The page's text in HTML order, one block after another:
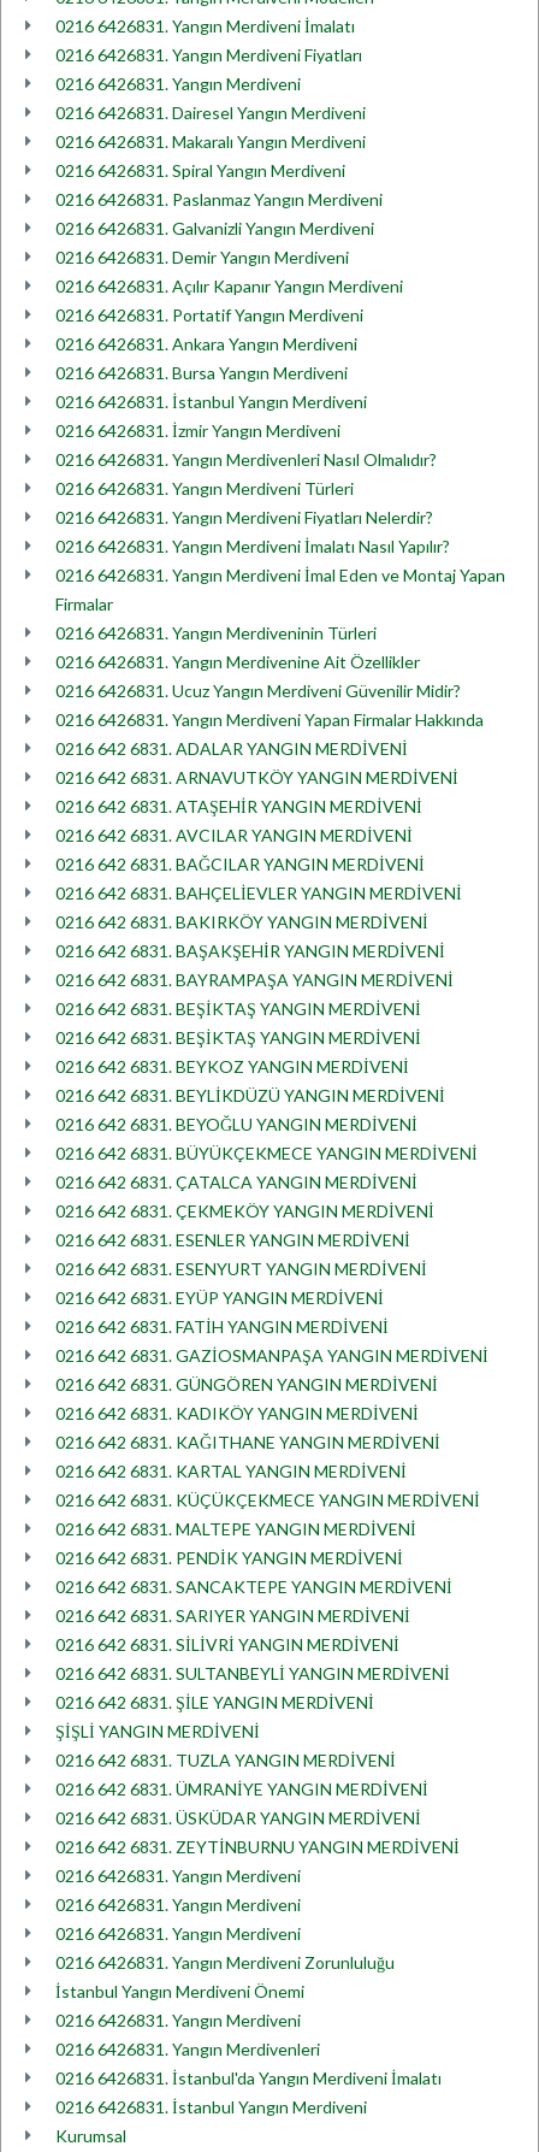
0216 6426831. Yangın Merdiveni İmalatı
0216 6426831. Yangın Merdiveni Fiyatları
0216 6426831. Yangın Merdiveni
0216 6426831. Dairesel Yangın Merdiveni
0216 6426831. Makaralı Yangın Merdiveni
0216 6426831. Spiral Yangın Merdiveni
0216 6426831. Paslanmaz Yangın Merdiveni
0216 6426831. Galvanizli Yangın Merdiveni
0216 6426831. Demir Yangın Merdiveni
0216 6426831. Açılır Kapanır Yangın Merdiveni
0216 6426831. Portatif Yangın Merdiveni
0216 6426831. Ankara Yangın Merdiveni
0216 6426831. Bursa Yangın Merdiveni
0216 6426831. İstanbul Yangın Merdiveni
0216 6426831. İzmir Yangın Merdiveni
0216 6426831. Yangın Merdivenleri Nasıl Olmalıdır?
0216 6426831. Yangın Merdiveni Türleri
0216 6426831. Yangın Merdiveni Fiyatları Nelerdir?
0216 6426831. Yangın Merdiveni İmalatı Nasıl Yapılır?
0216 6426831. Yangın Merdiveni İmal Eden ve Montaj Yapan
Firmalar
0216 6426831. Yangın Merdiveninin Türleri
0216 6426831. Yangın Merdivenine Ait Özellikler
0216 6426831. Ucuz Yangın Merdiveni Güvenilir Midir?
0216 6426831. Yangın Merdiveni Yapan Firmalar Hakkında
0216 642 6831. ADALAR YANGIN MERDİVENİ
0216 642 6831. ARNAVUTKÖY YANGIN MERDİVENİ
0216 642 6831. ATAŞEHİR YANGIN MERDİVENİ
0216 642 6831. AVCILAR YANGIN MERDİVENİ
0216 642 6831. BAĞCILAR YANGIN MERDİVENİ
0216 642 6831. BAHÇELİEVLER YANGIN MERDİVENİ
0216 642 6831. BAKIRKÖY YANGIN MERDİVENİ
0216 642 6831. BAŞAKŞEHİR YANGIN MERDİVENİ
0216 642 6831. BAYRAMPAŞA YANGIN MERDİVENİ
0216 642 6831. BEŞİKTAŞ YANGIN MERDİVENİ
0216 642 6831. BEŞİKTAŞ YANGIN MERDİVENİ
0216 642 6831. BEYKOZ YANGIN MERDİVENİ
0216 642 6831. BEYLİKDÜZÜ YANGIN MERDİVENİ
0216 642 6831. BEYOĞLU YANGIN MERDİVENİ
0216 642 6831. BÜYÜKÇEKMECE YANGIN MERDİVENİ
0216 642 6831. ÇATALCA YANGIN MERDİVENİ
0216 642 6831. ÇEKMEKÖY YANGIN MERDİVENİ
0216 642 6831. ESENLER YANGIN MERDİVENİ
0216 642 6831. ESENYURT YANGIN MERDİVENİ
0216 642 6831. EYÜP YANGIN MERDİVENİ
0216 642 6831. FATİH YANGIN MERDİVENİ
0216 642 6831. GAZİOSMANPAŞA YANGIN MERDİVENİ
0216 642 6831. GÜNGÖREN YANGIN MERDİVENİ
0216 642 6831. KADIKÖY YANGIN MERDİVENİ
0216 642 6831. KAĞITHANE YANGIN MERDİVENİ
0216 642 6831. KARTAL YANGIN MERDİVENİ
0216 642 6831. KÜÇÜKÇEKMECE YANGIN MERDİVENİ
0216 642 6831. MALTEPE YANGIN MERDİVENİ
0216 642 6831. PENDİK YANGIN MERDİVENİ
0216 642 6831. SANCAKTEPE YANGIN MERDİVENİ
0216 642 6831. SARIYER YANGIN MERDİVENİ
0216 642 6831. SİLİVRİ YANGIN MERDİVENİ
0216 642 6831. SULTANBEYLİ YANGIN MERDİVENİ
0216 642 6831. ŞİLE YANGIN MERDİVENİ
ŞİŞLİ YANGIN MERDİVENİ
0216 642 6831. TUZLA YANGIN MERDİVENİ
0216 642 6831. ÜMRANİYE YANGIN MERDİVENİ
0216 642 6831. ÜSKÜDAR YANGIN MERDİVENİ
0216 642 6831. ZEYTİNBURNU YANGIN MERDİVENİ
0216 6426831. Yangın Merdiveni
0216 6426831. Yangın Merdiveni
0216 6426831. Yangın Merdiveni
0216 6426831. Yangın Merdiveni Zorunluluğu
İstanbul Yangın Merdiveni Önemi
0216 6426831. Yangın Merdiveni
0216 6426831. Yangın Merdivenleri
0216 6426831. İstanbul'da Yangın Merdiveni İmalatı
0216 6426831. İstanbul Yangın Merdiveni
Kurumsal